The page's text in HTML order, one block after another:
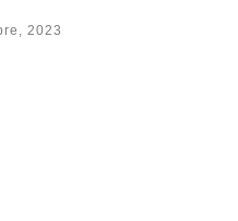
2023